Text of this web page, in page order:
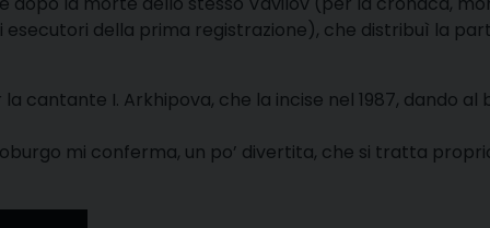
della prima registrazione), che distribuì la
cantante I. Arkhipova, che la incise nel 1987, dando al
mi conferma, un po’ divertita, che si tratta